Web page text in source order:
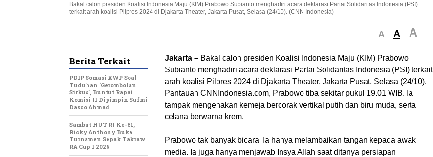
Bakal calon presiden Koalisi Indonesia Maju (KIM) Prabowo Subianto menghadiri acara deklarasi Partai Solidaritas Indonesia (PSI)
terkait arah koalisi Pilpres 2024 di Djakarta Theater, Jakarta Pusat, Selasa (24/10). (CNN Indonesia)
A A A
Jakarta – Bakal calon presiden Koalisi Indonesia Maju (KIM) Prabowo
Subianto menghadiri acara deklarasi Partai Solidaritas Indonesia (PSI) terkait
arah koalisi Pilpres 2024 di Djakarta Theater, Jakarta Pusat, Selasa (24/10).
Pantauan CNNIndonesia.com, Prabowo tiba sekitar pukul 19.01 WIB. Ia
tampak mengenakan kemeja bercorak vertikal putih dan biru muda, serta
celana berwarna krem.
Prabowo tak banyak bicara. Ia hanya melambaikan tangan kepada awak
media. Ia juga hanya menjawab Insya Allah saat ditanya persiapan
Berita Terkait
PDIP Somasi KWP Soal
Tuduhan ‘Gerombolan
Sirkus’, Buntut Rapat
Komisi II Dipimpin Sufmi
Dasco Ahmad
Sambut HUT RI Ke-81,
Ricky Anthony Buka
Turnamen Sepak Takraw
RA Cup I 2026